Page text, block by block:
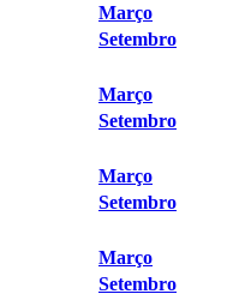
Março
Setembro
Março
Setembro
Março
Setembro
Março
Setembro